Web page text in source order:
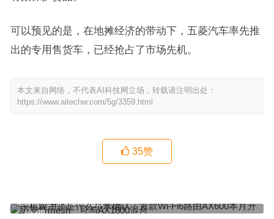
可以预见的是，在地摊经济的带动下，五菱汽车率先推
出的专用售货车，已经抢占了市场先机。
本文来自网络，不代表AI科技网立场，转载请注明出处：
https://www.aitechw.com/5g/3359.html
35赞
上一篇
mesh、可与AX1800混合